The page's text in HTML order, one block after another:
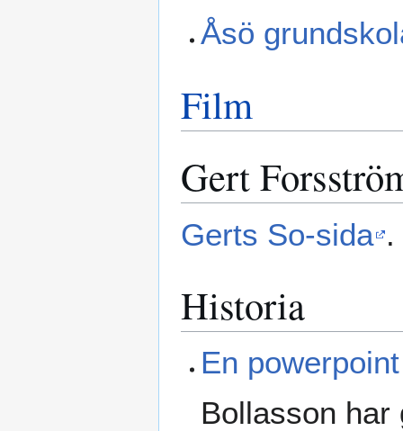
Åsö
Film
Gert
Gerts So-sida .
Historia
En
Bollasson har